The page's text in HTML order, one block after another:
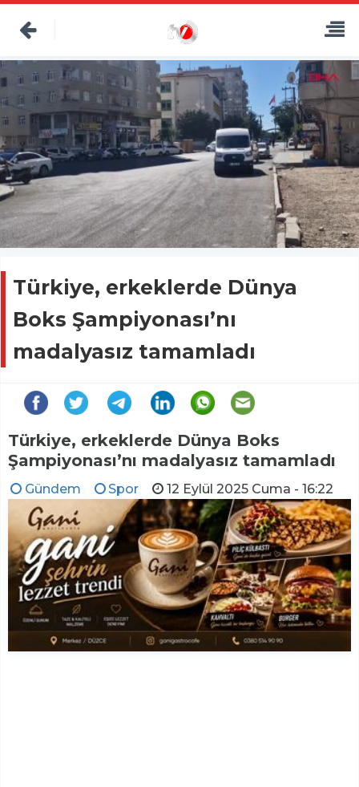
Türkiye, erkeklerde Dünya
Boks Şampiyonası’nı
madalyasız tamamladı
Türkiye, erkeklerde Dünya Boks
Şampiyonası’nı madalyasız tamamladı
Gündem Spor 12 Eylül 2025 Cuma - 16:22